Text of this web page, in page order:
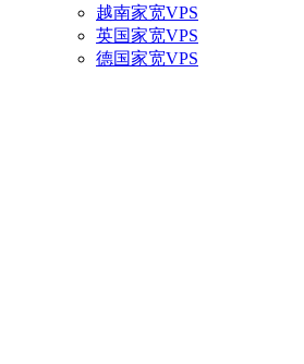
越南家宽VPS
英国家宽VPS
德国家宽VPS